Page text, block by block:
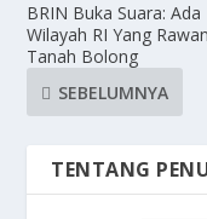
BRIN Buka Suara: Ada
Wilayah RI Yang Rawan
Tanah Bolong
SEBELUMNYA
TENTANG